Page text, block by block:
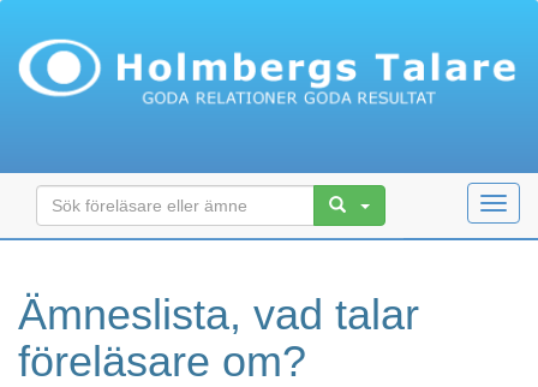
Ämneslista, vad talar
föreläsare om?